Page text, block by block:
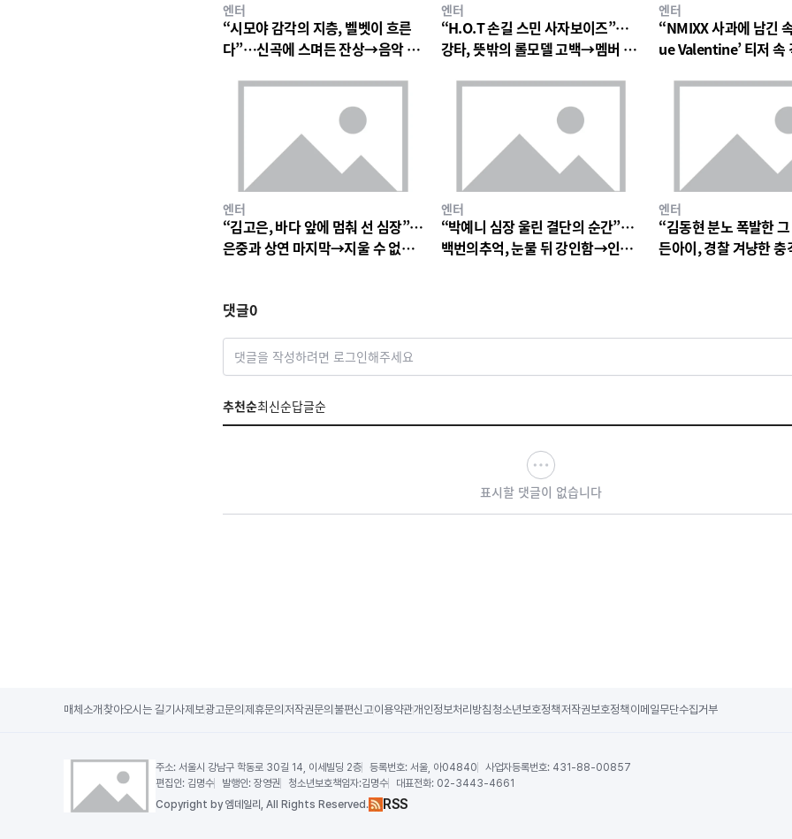
엔터
“시모야 감각의 지층, 벨벳이 흐른
다”…신곡에 스며든 잔상→음악 팬
엔터
“H.O.T 손길 스민 사자보이즈”…
강타, 뜻밖의 롤모델 고백→멤버 폭
엔터
“NMIXX 사과에 남긴
ue Valentine’ 티저 속
엔터
“김고은, 바다 앞에 멈춰 선 심장”…
은중과 상연 마지막→지울 수 없는
엔터
“박예니 심장 울린 결단의 순간”…
백번의추억, 눈물 뒤 강인함→인물
엔터
“김동현 분노 폭발한
든아이, 경찰 겨냥한
댓글0
댓글을 작성하려면 로그인해주세요
추천순최신순답글순
표시할 댓글이 없습니다
매체소개 찾아오시는 길기사제보광고문의 제휴문의 저작권문의 불편신고이용약관개인정보처리방침 청소년보호정책저작권보호정책 이메일무단수집거부
주소:서울시 강남구 학동로 30길 14, 이세빌딩 2층 등록번호: 서울, 아04840 사업자등록번호: 431-88-00857
편집인: 김명수 발행인:장영권 청소년보호책임자:김명수 대표전화: 02-3443-4661
Copyright by 엠데일리, All Rights Reserved. RSS